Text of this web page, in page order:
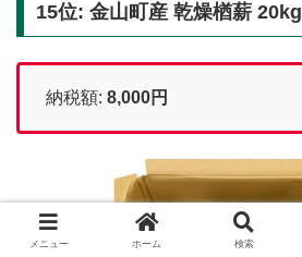
15位: 金山町産 乾燥楢薪 20kg
納税額: 8,000円
メニュー ホーム 検索